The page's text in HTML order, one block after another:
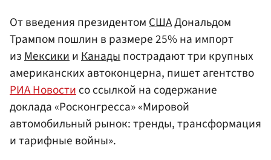
От введения президентомСШАДональдом
Трампом пошлин в размере 25% на импорт
изМексикииКанадыпострадают три крупных
американских автоконцерна, пишет агентство
РИА Новостисо ссылкой на содержание
доклада «Росконгресса» «Мировой
автомобильный рынок: тренды, трансформация
и тарифные войны».